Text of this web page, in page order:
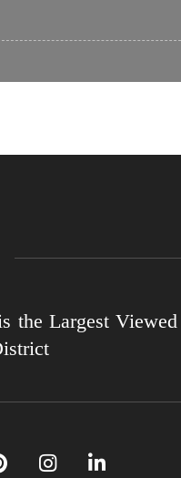
the Largest